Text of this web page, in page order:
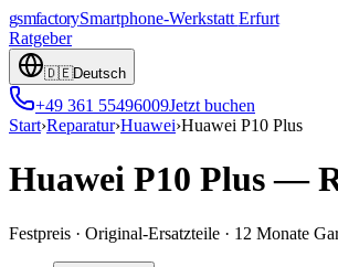
gsmfactorySmartphone-Werkstatt Erfurt
Ratgeber
🇩🇪Deutsch
+49 361 55496009Jetzt buchen
Start›Reparatur›Huawei›Huawei P10 Plus
Huawei P10 Plus—
Festpreis · Original-Ersatzteile · 12 Monate